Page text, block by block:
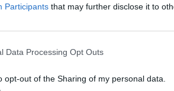
Participants that may further disclose it to
Data Processing Opt Outs
opt-out of the Sharing of my personal data.
Αν ο κολλητός σου την
πολύ στραβά. Κι αν εσύ έκανες
όταν δύο φίλες